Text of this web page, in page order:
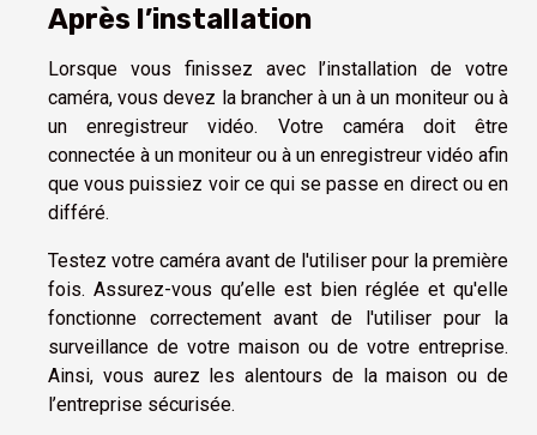
Après l’installation
Lorsque vous finissez avec l’installation de votre
caméra, vous devez la brancher à un à un moniteur ou à
un enregistreur vidéo. Votre caméra doit être
connectée à un moniteur ou à un enregistreur vidéo afin
que vous puissiez voir ce qui se passe en direct ou en
différé.
Testez votre caméra avant de l'utiliser pour la première
fois. Assurez-vous qu’elle est bien réglée et qu'elle
fonctionne correctement avant de l'utiliser pour la
surveillance de votre maison ou de votre entreprise.
Ainsi, vous aurez les alentours de la maison ou de
l’entreprise sécurisée.